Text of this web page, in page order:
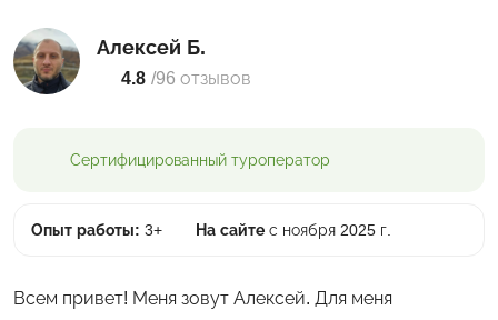
Алексей Б.
4.8 /96 отзывов
Сертифицированный туроператор
Опыт работы: 3+ На сайте с ноября 2025 г.
Всем привет! Меня зовут Алексей. Для меня